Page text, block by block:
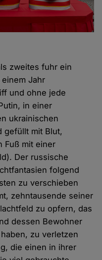
zweites fuhr ein
Jahr
und ohne jede
in einer
ukrainischen
gefüllt mit Blut,
Fuß mit einer
Der russische
folgend
zu verschieben
zehntausende seiner
zu opfern, das
dessen Bewohner
zu verletzen
die einen in ihrer